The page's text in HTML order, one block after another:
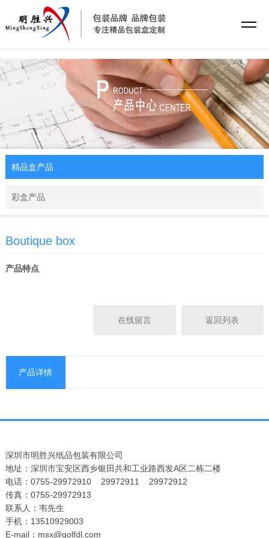
乐动·网站注册
精品盒产品
彩盒产品
Boutique box
产品特点
在线留言 返回列表
产品详情
深圳市明胜兴纸品包装有限公司
地址：深圳市宝安区西乡银田共和工业路西发A区二栋二楼
电话：0755-29972910 29972911 29972912
传真：0755-29972913
联系人：韦先生
手机：13510929003
E-mail：msx@golfdl.com